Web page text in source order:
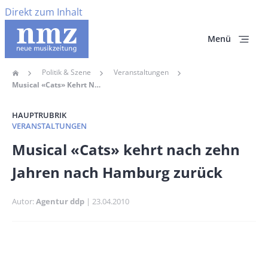
Direkt zum Inhalt
Menü
Pfadnavigation
Home Politik & Szene
Veranstaltungen
Musical «Cats» Kehrt Nach Zehn Jahren Nach Hamburg Zurück
HAUPTRUBRIK
VERANSTALTUNGEN
Banner
Size
Musical «Cats» kehrt nach zehn
Jahren nach Hamburg zurück
Autor Agentur ddp Publikationsdatum
23.04.2010